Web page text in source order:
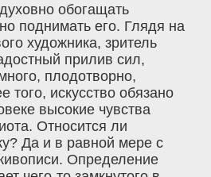
обогащать
поднимать его. Глядя на
художника, зритель
прилив сил,
плодотворно,
того, искусство обязано
высокие чувства
Относится ли
Да и в равной мере с
Определение